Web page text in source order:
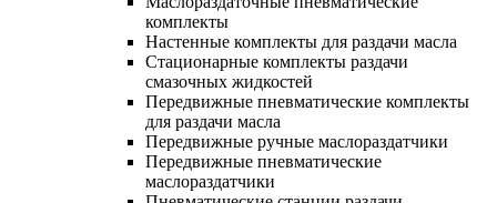
комплекты
Настенные комплекты для раздачи масла
Стационарные комплекты раздачи
смазочных жидкостей
Передвижные пневматические комплекты
для раздачи масла
Передвижные ручные маслораздатчики
Передвижные пневматические
маслораздатчики